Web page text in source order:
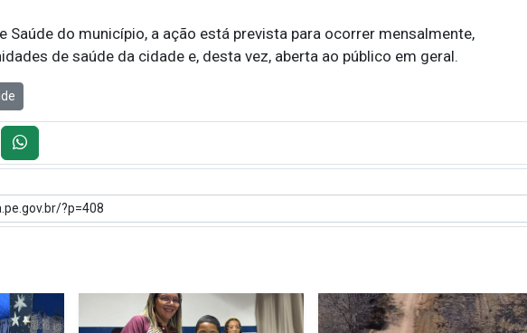
Saúde do município, a ação está prevista para ocorrer mensalmente,
de saúde da cidade e, desta vez, aberta ao público em geral.